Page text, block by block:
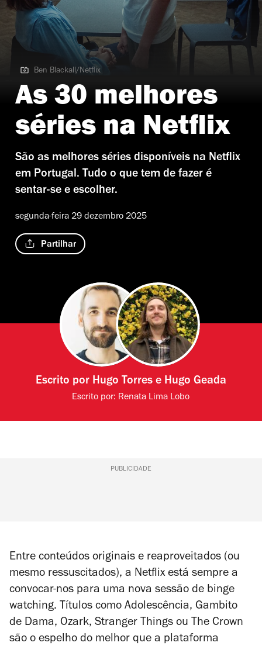
Ben Blackall/Netflix | Adolescência
Ben Blackall/Netflix
As 30 melhores
séries na Netflix
São as melhores séries disponíveis na Netflix
em Portugal. Tudo o que tem de fazer é
sentar-se e escolher.
segunda-feira 29 dezembro 2025
Partilhar
Escrito por Hugo Torrese Hugo Geada
Escrito por: Renata Lima Lobo
PUBLICIDADE
Entre conteúdos originais e reaproveitados (ou
mesmo ressuscitados), a Netflix está sempre a
convocar-nos para uma nova sessão de binge
watching. Títulos como Adolescência, Gambito
de Dama, Ozark, Stranger Things ou The Crown
são o espelho do melhor que a plataforma